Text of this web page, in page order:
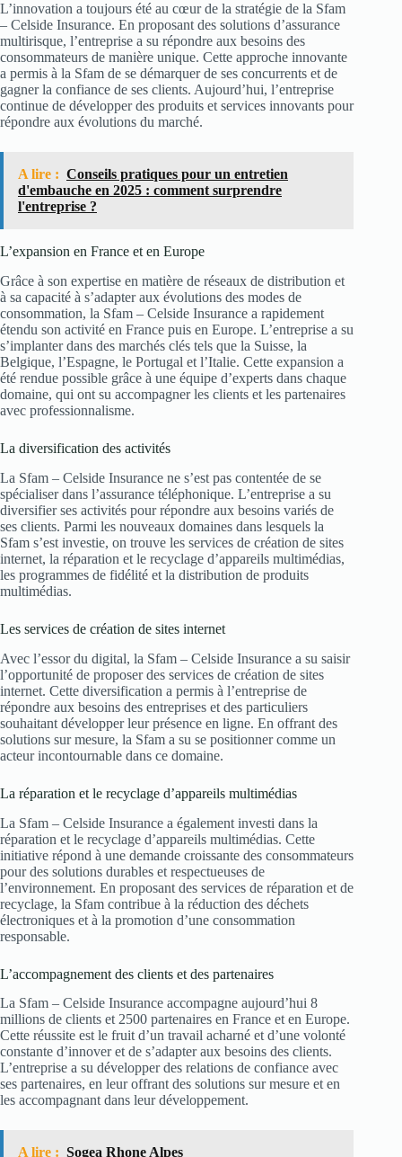
L’innovation a toujours été au cœur de la stratégie de la Sfam
– Celside Insurance. En proposant des solutions d’assurance
multirisque, l’entreprise a su répondre aux besoins des
consommateurs de manière unique. Cette approche innovante
a permis à la Sfam de se démarquer de ses concurrents et de
gagner la confiance de ses clients. Aujourd’hui, l’entreprise
continue de développer des produits et services innovants pour
répondre aux évolutions du marché.
A lire : Conseils pratiques pour un entretien
d'embauche en 2025 : comment surprendre
l'entreprise ?
L’expansion en France et en Europe
Grâce à son expertise en matière de réseaux de distribution et
à sa capacité à s’adapter aux évolutions des modes de
consommation, la Sfam – Celside Insurance a rapidement
étendu son activité en France puis en Europe. L’entreprise a su
s’implanter dans des marchés clés tels que la Suisse, la
Belgique, l’Espagne, le Portugal et l’Italie. Cette expansion a
été rendue possible grâce à une équipe d’experts dans chaque
domaine, qui ont su accompagner les clients et les partenaires
avec professionnalisme.
La diversification des activités
La Sfam – Celside Insurance ne s’est pas contentée de se
spécialiser dans l’assurance téléphonique. L’entreprise a su
diversifier ses activités pour répondre aux besoins variés de
ses clients. Parmi les nouveaux domaines dans lesquels la
Sfam s’est investie, on trouve les services de création de sites
internet, la réparation et le recyclage d’appareils multimédias,
les programmes de fidélité et la distribution de produits
multimédias.
Les services de création de sites internet
Avec l’essor du digital, la Sfam – Celside Insurance a su saisir
l’opportunité de proposer des services de création de sites
internet. Cette diversification a permis à l’entreprise de
répondre aux besoins des entreprises et des particuliers
souhaitant développer leur présence en ligne. En offrant des
solutions sur mesure, la Sfam a su se positionner comme un
acteur incontournable dans ce domaine.
La réparation et le recyclage d’appareils multimédias
La Sfam – Celside Insurance a également investi dans la
réparation et le recyclage d’appareils multimédias. Cette
initiative répond à une demande croissante des consommateurs
pour des solutions durables et respectueuses de
l’environnement. En proposant des services de réparation et de
recyclage, la Sfam contribue à la réduction des déchets
électroniques et à la promotion d’une consommation
responsable.
L’accompagnement des clients et des partenaires
La Sfam – Celside Insurance accompagne aujourd’hui 8
millions de clients et 2500 partenaires en France et en Europe.
Cette réussite est le fruit d’un travail acharné et d’une volonté
constante d’innover et de s’adapter aux besoins des clients.
L’entreprise a su développer des relations de confiance avec
ses partenaires, en leur offrant des solutions sur mesure et en
les accompagnant dans leur développement.
A lire : Sogea Rhone Alpes